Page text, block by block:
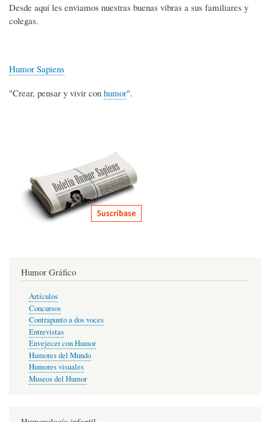
Desde aquí les enviamos nuestras buenas vibras a sus familiares y
colegas.
Humor Sapiens
"Crear, pensar y vivir con humor".
Humor Gráfico
Artículos
Concursos
Contrapunto a dos voces
Entrevistas
Envejecer con Humor
Humores del Mundo
Humores visuales
Museos del Humor